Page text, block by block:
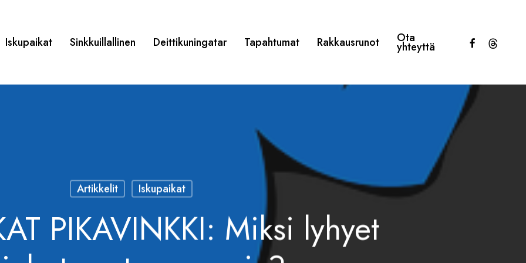
Iskupaikat Sinkkuillallinen Deittikuningatar Tapahtumat Rakkausrunot Ota
yhteyttä facebookthreads
Artikkelit Iskupaikat
PIKAVINKKI: Miksi lyhyet